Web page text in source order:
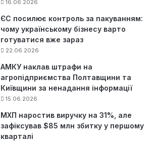
16.06.2026
ЄС посилює контроль за пакуванням:
чому українському бізнесу варто
готуватися вже зараз
22.06.2026
АМКУ наклав штрафи на
агропідприємства Полтавщини та
Київщини за ненадання інформації
15.06.2026
МХП наростив виручку на 31%, але
зафіксував $85 млн збитку у першому
кварталі